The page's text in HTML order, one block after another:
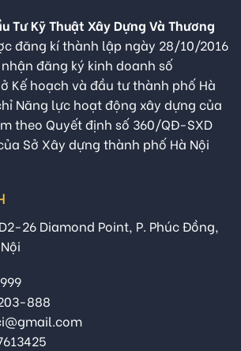
Tư Kỹ Thuật Xây Dựng Và Thương
đăng kí thành lập ngày 28/10/2016
đăng ký kinh doanh số
Kế hoạch và đầu tư thành phố Hà
Năng lực hoạt động xây dựng của
theo Quyết định số 360/QĐ-SXD
Sở Xây dựng thành phố Hà Nội
26 Diamond Point, P. Phúc Đồng,
888